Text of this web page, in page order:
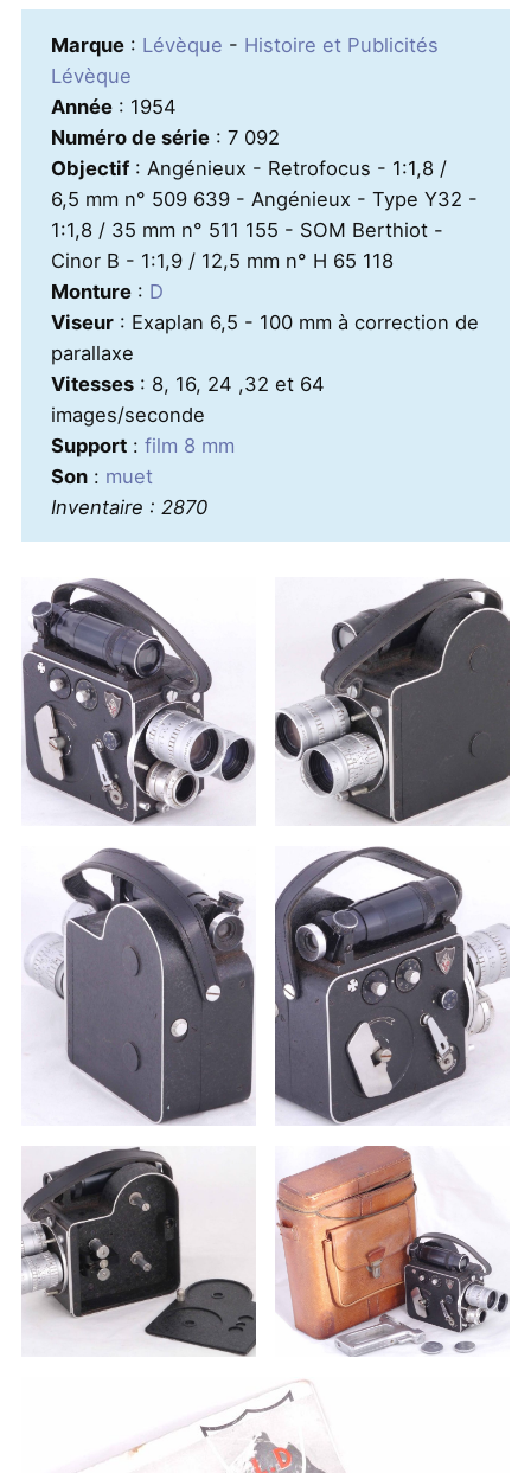
Marque: Lévèque - Histoire et Publicités
Lévèque
Année: 1954
Numéro de série: 7 092
Objectif: Angénieux - Retrofocus - 1:1,8 /
6,5 mm n° 509 639 - Angénieux - Type Y32 -
1:1,8 / 35 mm n° 511 155 - SOM Berthiot -
Cinor B - 1:1,9 / 12,5 mm n° H 65 118
Monture: D
Viseur: Exaplan 6,5 - 100 mm à correction de
parallaxe
Vitesses: 8, 16, 24 ,32 et 64
images/seconde
Support: film 8 mm
Son: muet
Inventaire : 2870